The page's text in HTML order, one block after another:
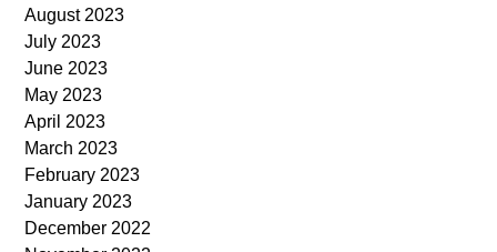
August 2023
July 2023
June 2023
May 2023
April 2023
March 2023
February 2023
January 2023
December 2022